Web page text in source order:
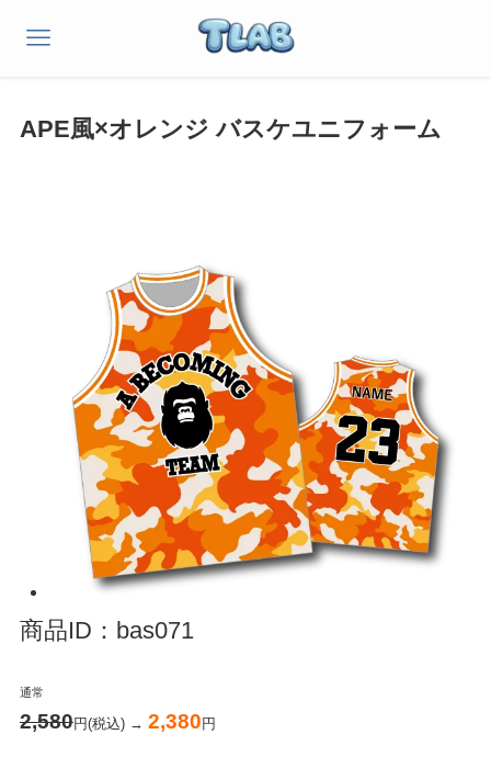
APE風×オレンジ バスケユニフォーム
商品ID：bas071
通常
2,580円(税込) → 2,380 円